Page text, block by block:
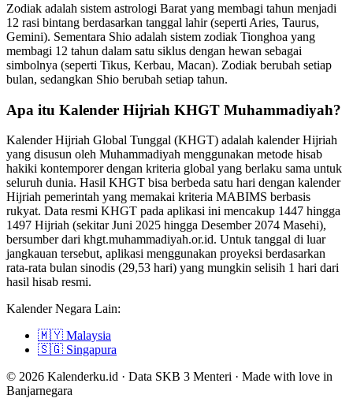
Zodiak adalah sistem astrologi Barat yang membagi tahun menjadi
12 rasi bintang berdasarkan tanggal lahir (seperti Aries, Taurus,
Gemini). Sementara Shio adalah sistem zodiak Tionghoa yang
membagi 12 tahun dalam satu siklus dengan hewan sebagai
simbolnya (seperti Tikus, Kerbau, Macan). Zodiak berubah setiap
bulan, sedangkan Shio berubah setiap tahun.
Apa itu Kalender Hijriah KHGT Muhammadiyah?
Kalender Hijriah Global Tunggal (KHGT) adalah kalender Hijriah
yang disusun oleh Muhammadiyah menggunakan metode hisab
hakiki kontemporer dengan kriteria global yang berlaku sama untuk
seluruh dunia. Hasil KHGT bisa berbeda satu hari dengan kalender
Hijriah pemerintah yang memakai kriteria MABIMS berbasis
rukyat. Data resmi KHGT pada aplikasi ini mencakup 1447 hingga
1497 Hijriah (sekitar Juni 2025 hingga Desember 2074 Masehi),
bersumber dari khgt.muhammadiyah.or.id. Untuk tanggal di luar
jangkauan tersebut, aplikasi menggunakan proyeksi berdasarkan
rata-rata bulan sinodis (29,53 hari) yang mungkin selisih 1 hari dari
hasil hisab resmi.
Kalender Negara Lain:
🇲🇾 Malaysia
🇸🇬 Singapura
© 2026 Kalenderku.id · Data SKB 3 Menteri · Made with love in
Banjarnegara